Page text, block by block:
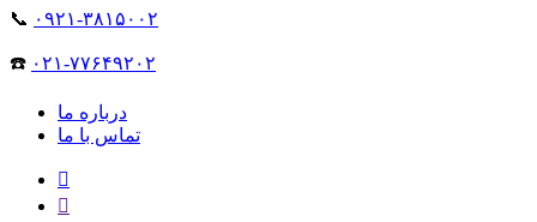
📞 ۰۹۲۱-۳۸۱۵۰۰۲
☎️ ۰۲۱-۷۷۶۴۹۲۰۲
درباره ما
تماس با ما